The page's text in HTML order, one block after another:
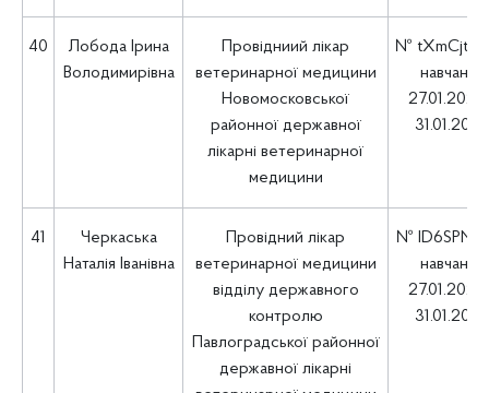
40
Лобода Ірина
Володимирівна
Провідниий лікар
ветеринарної медицини
Новомосковської
районної державної
лікарні ветеринарної
медицини
№
навчання
27.01.2025
31.01.2025
41
Черкаська
Наталія Іванівна
Провідний лікар
ветеринарної медицини
відділу державного
контролю
Павлоградської районної
державної лікарні
№
навчання
27.01.2025
31.01.2025